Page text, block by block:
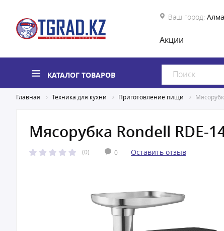
Ваш город:
Акции
КАТАЛОГ ТОВАРОВ
Главная Техника для кухни Приготовление пищи
Мясорубка Rondell RDE-
(0) 0 Оставить отзыв